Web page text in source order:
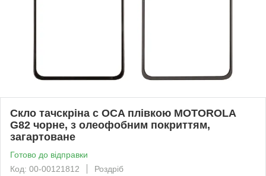
Скло тачскріна c OCA плівкою MOTOROLA
G82 чорне, з олеофобним покриттям,
загартоване
Готово до відправки
Код: 00-00121812
Роздріб